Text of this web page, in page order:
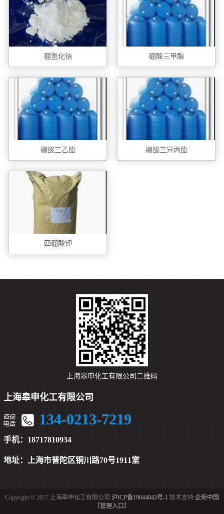
硼氢化钠 硼酸三甲酯
硼酸三乙酯 硼酸三异丙酯
四硼酸钾
上海皋申化工有限公司二维码
上海皋申化工有限公司
134-0213-7219
手机：18717810934
地址：上海市普陀区铜川路70号1911室
Copyright © 2017 上海皋申化工有限公司 沪ICP备19044043号-1 技术支持:企炬中国
【管理入口 】